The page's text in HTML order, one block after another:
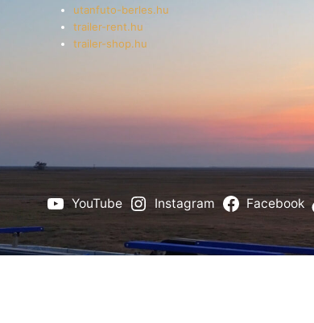
utanfuto-berles.hu
trailer-rent.hu
trailer-shop.hu
YouTube Instagram Facebook